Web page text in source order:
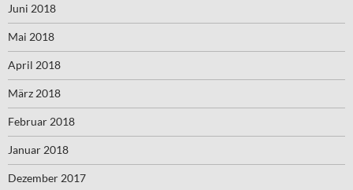
Juni 2018
Mai 2018
April 2018
März 2018
Februar 2018
Januar 2018
Dezember 2017